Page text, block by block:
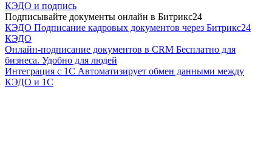
КЭДО и подпись
Подписывайте документы онлайн в Битрикс24
КЭДО Подписание кадровых документов через Битрикс24
КЭДО
Онлайн-подписание документов в CRM Бесплатно для
бизнеса. Удобно для людей
Интеграция с 1С Автоматизирует обмен данными между
КЭДО и 1С